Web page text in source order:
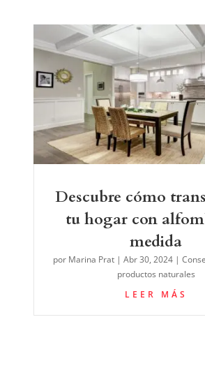
Descubre cómo
tu hogar con
medida
por Marina Prat| Abr 30, 2024|
productos naturales
LEER MÁS